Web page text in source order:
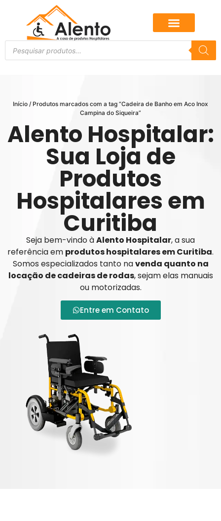
Início / Produtos marcados com a tag “Cadeira de Banho em Aco Inox
Campina do Siqueira”
Alento Hospitalar:
Sua Loja de
Produtos
Hospitalares em
Curitiba
Seja bem-vindo àAlento Hospitalar, a sua
referência em produtos hospitalares em Curitiba.
Somos especializados tanto navenda quanto na
locação de cadeiras de rodas, sejam elas manuais
ou motorizadas.
Entre em Contato